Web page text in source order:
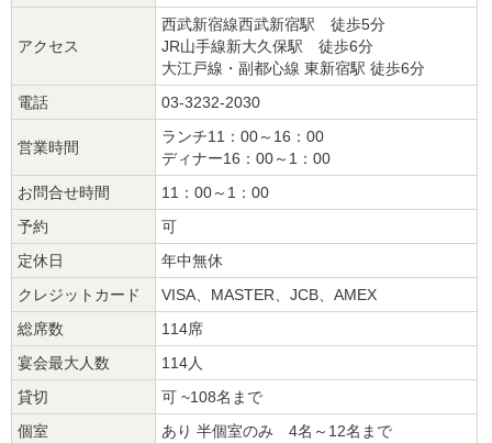
アクセス
西武新宿線西武新宿駅 徒歩5分
JR山手線新大久保駅 徒歩6分
大江戸線・副都心線 東新宿駅 徒歩6分
電話
03-3232-2030
営業時間
ランチ11：00～16：00
ディナー16：00～1：00
お問合せ時間
11：00～1：00
予約
可
定休日
年中無休
クレジットカード
VISA、MASTER、JCB、AMEX
総席数
114席
宴会最大人数
114人
貸切
可 ~108名まで
個室
あり 半個室のみ 4名～12名まで